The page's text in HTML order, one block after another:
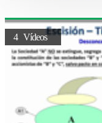
4 Vídeos